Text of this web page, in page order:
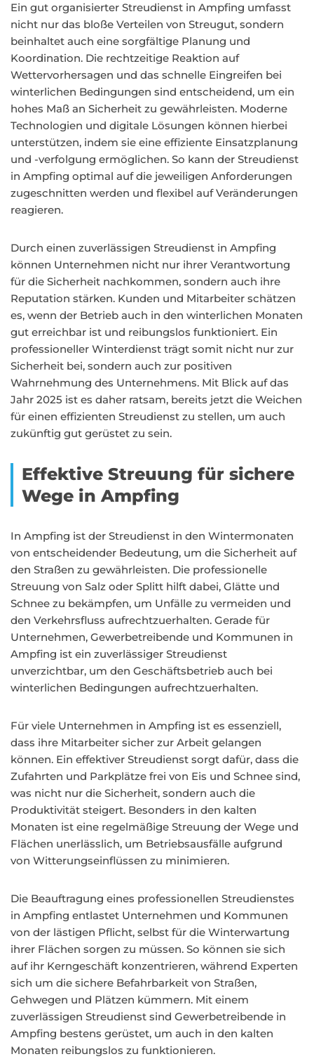
Ein gut organisierter Streudienst in Ampfing umfasst
nicht nur das bloße Verteilen von Streugut, sondern
beinhaltet auch eine sorgfältige Planung und
Koordination. Die rechtzeitige Reaktion auf
Wettervorhersagen und das schnelle Eingreifen bei
winterlichen Bedingungen sind entscheidend, um ein
hohes Maß an Sicherheit zu gewährleisten. Moderne
Technologien und digitale Lösungen können hierbei
unterstützen, indem sie eine effiziente Einsatzplanung
und -verfolgung ermöglichen. So kann der Streudienst
in Ampfing optimal auf die jeweiligen Anforderungen
zugeschnitten werden und flexibel auf Veränderungen
reagieren.
Durch einen zuverlässigen Streudienst in Ampfing
können Unternehmen nicht nur ihrer Verantwortung
für die Sicherheit nachkommen, sondern auch ihre
Reputation stärken. Kunden und Mitarbeiter schätzen
es, wenn der Betrieb auch in den winterlichen Monaten
gut erreichbar ist und reibungslos funktioniert. Ein
professioneller Winterdienst trägt somit nicht nur zur
Sicherheit bei, sondern auch zur positiven
Wahrnehmung des Unternehmens. Mit Blick auf das
Jahr 2025 ist es daher ratsam, bereits jetzt die Weichen
für einen effizienten Streudienst zu stellen, um auch
zukünftig gut gerüstet zu sein.
Effektive Streuung für sichere
Wege in Ampfing
In Ampfing ist der Streudienst in den Wintermonaten
von entscheidender Bedeutung, um die Sicherheit auf
den Straßen zu gewährleisten. Die professionelle
Streuung von Salz oder Splitt hilft dabei, Glätte und
Schnee zu bekämpfen, um Unfälle zu vermeiden und
den Verkehrsfluss aufrechtzuerhalten. Gerade für
Unternehmen, Gewerbetreibende und Kommunen in
Ampfing ist ein zuverlässiger Streudienst
unverzichtbar, um den Geschäftsbetrieb auch bei
winterlichen Bedingungen aufrechtzuerhalten.
Für viele Unternehmen in Ampfing ist es essenziell,
dass ihre Mitarbeiter sicher zur Arbeit gelangen
können. Ein effektiver Streudienst sorgt dafür, dass die
Zufahrten und Parkplätze frei von Eis und Schnee sind,
was nicht nur die Sicherheit, sondern auch die
Produktivität steigert. Besonders in den kalten
Monaten ist eine regelmäßige Streuung der Wege und
Flächen unerlässlich, um Betriebsausfälle aufgrund
von Witterungseinflüssen zu minimieren.
Die Beauftragung eines professionellen Streudienstes
in Ampfing entlastet Unternehmen und Kommunen
von der lästigen Pflicht, selbst für die Winterwartung
ihrer Flächen sorgen zu müssen. So können sie sich
auf ihr Kerngeschäft konzentrieren, während Experten
sich um die sichere Befahrbarkeit von Straßen,
Gehwegen und Plätzen kümmern. Mit einem
zuverlässigen Streudienst sind Gewerbetreibende in
Ampfing bestens gerüstet, um auch in den kalten
Monaten reibungslos zu funktionieren.